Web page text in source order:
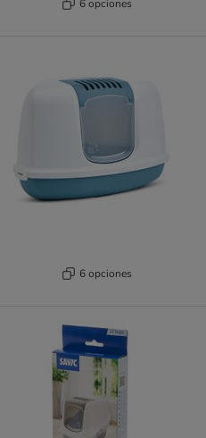
6 opciones
6 opciones